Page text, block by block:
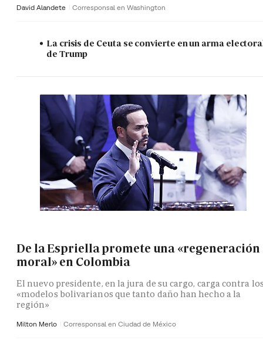
David Alandete Corresponsal en Washington
La crisis de Ceuta se convierte en un arma
de Trump
De la Espriella promete una «regeneración
moral» en Colombia
El nuevo presidente, en la jura de su cargo, carga contra
«modelos bolivarianos que tanto daño han hecho a la
región»
Milton Merlo Corresponsal en Ciudad de México